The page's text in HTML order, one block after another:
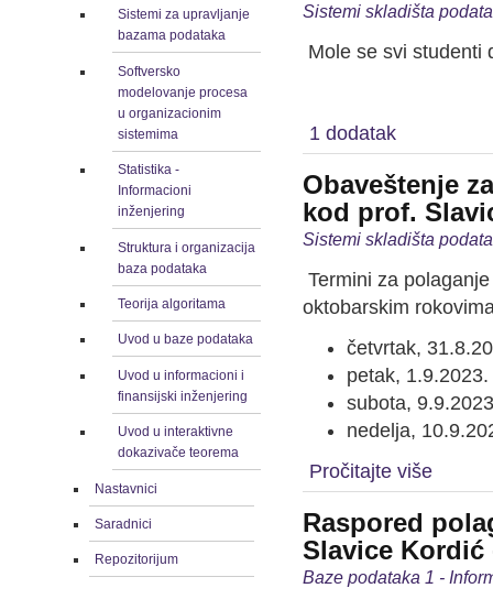
Sistemi za upravljanje
bazama podataka
Softversko
modelovanje procesa
u organizacionim
sistemima
Statistika -
Informacioni
inženjering
Struktura i organizacija
baza podataka
Teorija algoritama
Uvod u baze podataka
Uvod u informacioni i
finansijski inženjering
Uvod u interaktivne
dokazivače teorema
Nastavnici
Saradnici
Repozitorijum
Sistemi skladišta
Mole se svi studenti
1 dodatak
Obaveštenje
kod prof.
Sistemi skladišta
Termini za
oktobarskim
četvrtak,
petak, 1.9.2023.
subota,
nedelja,
Pročitajte više
Raspored
Slavice Kordić
Baze podataka 1 -